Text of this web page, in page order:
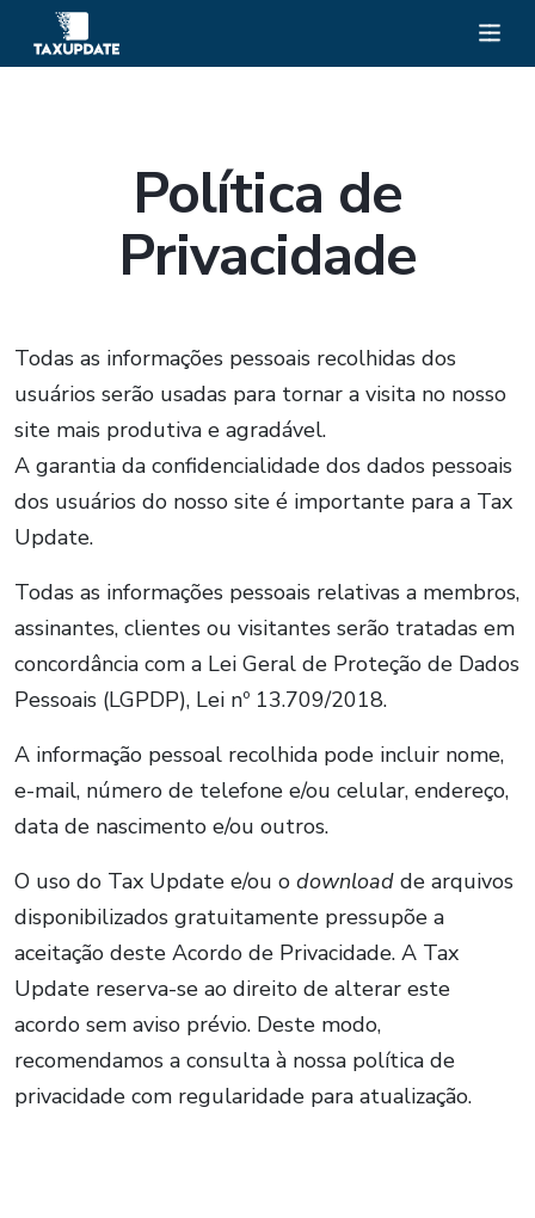
Política de
Privacidade
Todas as informações pessoais recolhidas dos
usuários serão usadas para tornar a visita no nosso
site mais produtiva e agradável.
A garantia da confidencialidade dos dados pessoais
dos usuários do nosso site é importante para a Tax
Update.
Todas as informações pessoais relativas a membros,
assinantes, clientes ou visitantes serão tratadas em
concordância com a Lei Geral de Proteção de Dados
Pessoais (LGPDP), Lei nº 13.709/2018.
A informação pessoal recolhida pode incluir nome,
e-mail, número de telefone e/ou celular, endereço,
data de nascimento e/ou outros.
O uso do Tax Update e/ou o download de arquivos
disponibilizados gratuitamente pressupõe a
aceitação deste Acordo de Privacidade. A Tax
Update reserva-se ao direito de alterar este
acordo sem aviso prévio. Deste modo,
recomendamos a consulta à nossa política de
privacidade com regularidade para atualização.